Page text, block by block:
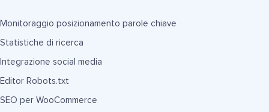
Monitoraggio posizionamento parole chiave
Statistiche di ricerca
Integrazione social media
Editor Robots.txt
SEO per WooCommerce